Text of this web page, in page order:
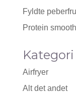
Fyldte
Protein
Kategori
Airfryer
Alt det andet